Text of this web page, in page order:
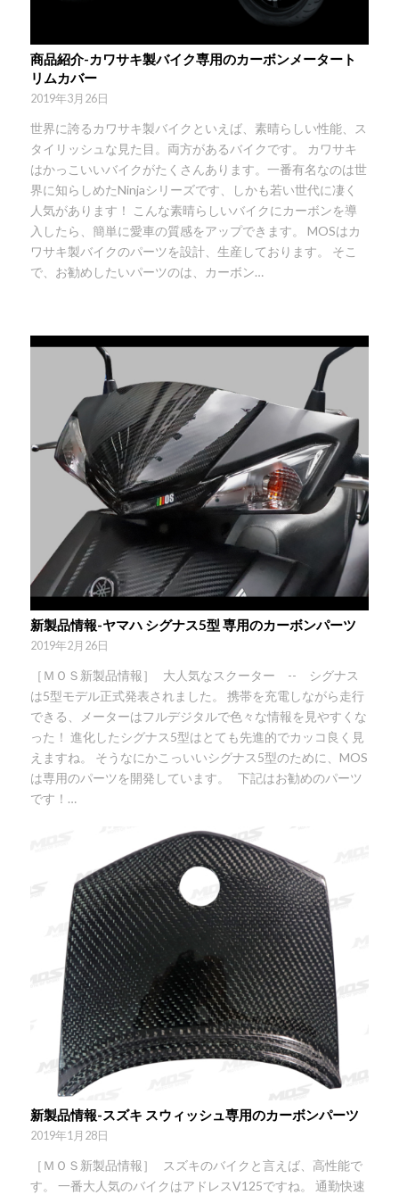
商品紹介-カワサキ製バイク専用のカーボンメータート
リムカバー
2019年3月26日
世界に誇るカワサキ製バイクといえば、素晴らしい性能、ス
タイリッシュな見た目。両方があるバイクです。 カワサキ
はかっこいいバイクがたくさんあります。一番有名なのは世
界に知らしめたNinjaシリーズです、しかも若い世代に凄く
人気があります！ こんな素晴らしいバイクにカーボンを導
入したら、簡単に愛車の質感をアップできます。 MOSはカ
ワサキ製バイクのパーツを設計、生産しております。 そこ
で、お勧めしたいパーツのは、カーボン…
新製品情報-ヤマハ シグナス5型 専用のカーボンパーツ
2019年2月26日
［ＭＯＳ新製品情報］ 大人気なスクーター -- シグナス
は5型モデル正式発表されました。 携帯を充電しながら走行
できる、メーターはフルデジタルで色々な情報を見やすくな
った！ 進化したシグナス5型はとても先進的でカッコ良く見
えますね。 そうなにかこっいいシグナス5型のために、MOS
は専用のパーツを開発しています。 下記はお勧めのパーツ
です！…
新製品情報-スズキ スウィッシュ専用のカーボンパーツ
2019年1月28日
［ＭＯＳ新製品情報］ スズキのバイクと言えば、高性能で
す。 一番大人気のバイクはアドレスV125ですね。 通勤快速